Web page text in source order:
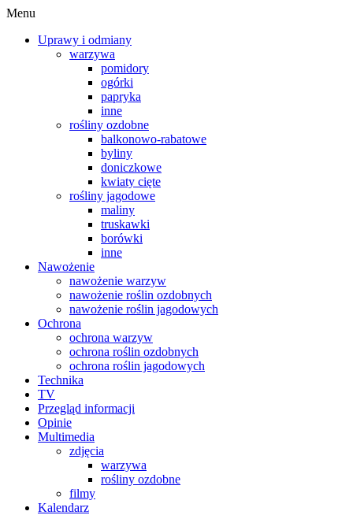
Menu
Uprawy i odmiany
warzywa
pomidory
ogórki
papryka
inne
rośliny ozdobne
balkonowo-rabatowe
byliny
doniczkowe
kwiaty cięte
rośliny jagodowe
maliny
truskawki
borówki
inne
Nawożenie
nawożenie warzyw
nawożenie roślin ozdobnych
nawożenie roślin jagodowych
Ochrona
ochrona warzyw
ochrona roślin ozdobnych
ochrona roślin jagodowych
Technika
TV
Przegląd informacji
Opinie
Multimedia
zdjęcia
warzywa
rośliny ozdobne
filmy
Kalendarz